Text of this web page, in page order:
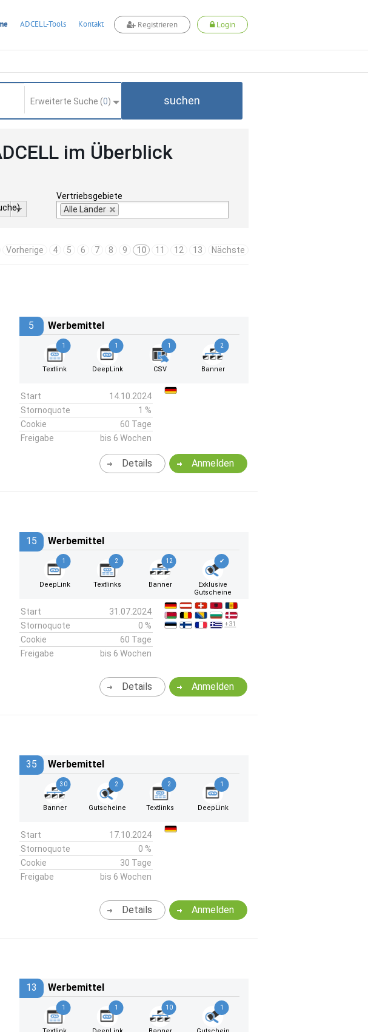
ADCELL-Tools Kontakt Registrieren Login
Erweiterte Suche (0) suchen
im Überblick
Vertriebsgebiete
Alle Länder
Vorherige 4 5 6 7 8 9 10 11 12 13 Nächste
5 Werbemittel
1
Textlink
1
DeepLink
1
CSV
2
Banner
Start
14.10.2024
Stornoquote
1 %
Cookie
60 Tage
Freigabe
bis 6 Wochen
Anmelden
Details
15 Werbemittel
1
DeepLink
2
Textlinks
12
Banner
✔
Exklusive
Gutscheine
Start
31.07.2024
Stornoquote
0 %
Cookie
60 Tage
Freigabe
bis 6 Wochen
+31
Anmelden
Details
35 Werbemittel
30
Banner
2
Gutscheine
2
Textlinks
1
DeepLink
Start
17.10.2024
Stornoquote
0 %
Cookie
30 Tage
Freigabe
bis 6 Wochen
Anmelden
Details
13 Werbemittel
1 1 10 1